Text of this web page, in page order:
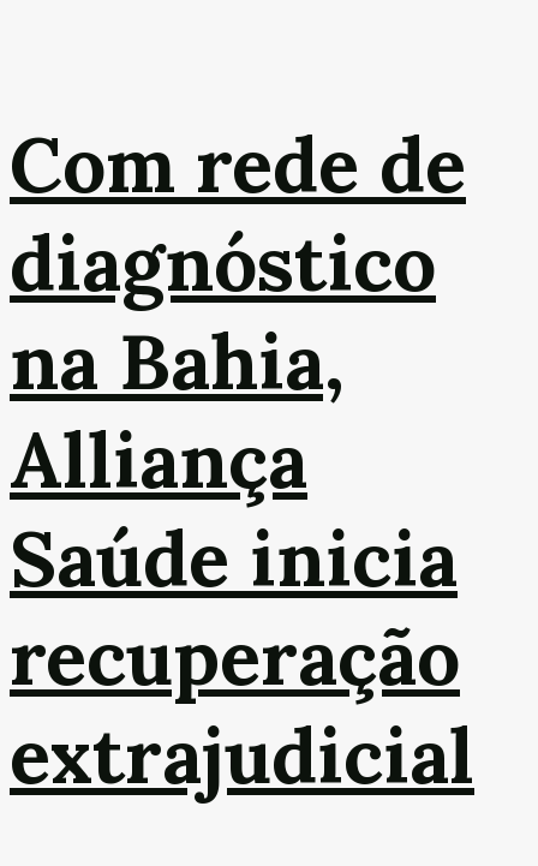
Com rede de
diagnóstico
na Bahia,
Alliança
Saúde inicia
recuperação
extrajudicial